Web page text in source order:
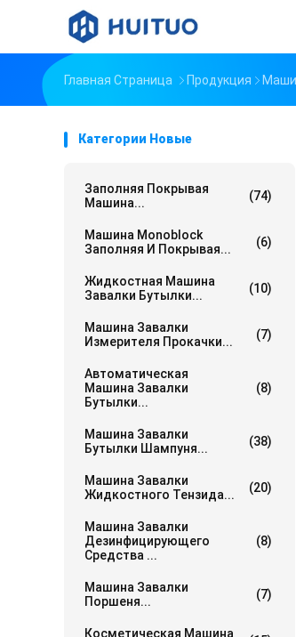
Главная Страница Продукция
Категории Новые
Заполняя Покрывая
Машина...
(74)
Машина Monoblock
Заполняя И Покрывая...
(6)
Жидкостная Машина
Завалки Бутылки...
(10)
Машина Завалки
Измерителя Прокачки...
(7)
Автоматическая
Машина Завалки
Бутылки...
(8)
Машина Завалки
Бутылки Шампуня...
(38)
Машина Завалки
Жидкостного Тензида...
(20)
Машина Завалки
Дезинфицирующего
Средства ...
(8)
Машина Завалки
Поршеня...
(7)
Косметическая Машина